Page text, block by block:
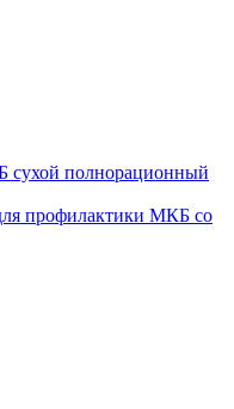
полнорационный
профилактики МКБ со